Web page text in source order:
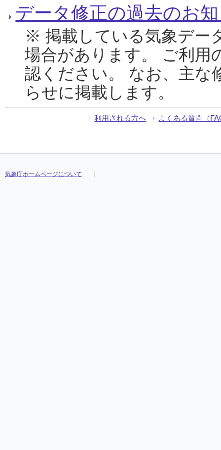
データ修正の過去のお
※ 掲載している気象デー
場合があります。 ご利用
認ください。 なお、主な
らせに掲載します。
利用される方へ よくある質問（
気象庁ホームページについて